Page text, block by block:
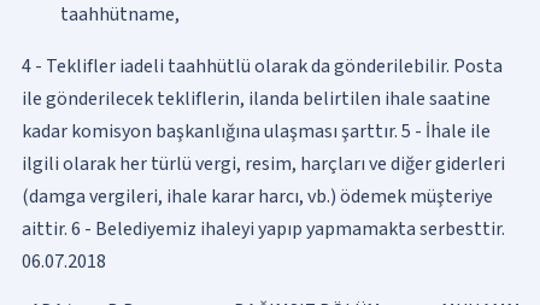
taahhütname,
4 - Teklifler iadeli taahhütlü olarak da gönderilebilir. Posta
ile gönderilecek tekliflerin, ilanda belirtilen ihale saatine
kadar komisyon başkanlığına ulaşması şarttır. 5 - İhale ile
ilgili olarak her türlü vergi, resim, harçları ve diğer giderleri
(damga vergileri, ihale karar harcı, vb.) ödemek müşteriye
aittir. 6 - Belediyemiz ihaleyi yapıp yapmamakta serbesttir.
06.07.2018